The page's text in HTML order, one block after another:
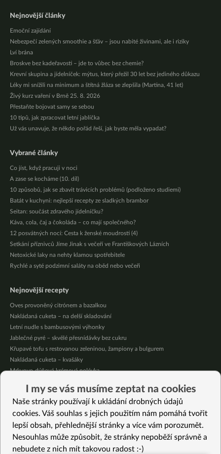
Nejnovější články
Emoční zajídání
Nebezpečí zelených smoothie a šťáv – jsou nabité živinami, ale i riziky
Lví brána
Broskve bez kadeřavosti – jde to vůbec bez chemie?
Krevní skupina a jídelníček: mýtus, který přežil 30 let bez jediného důkazu
Léky mi snížili na minimum a štítná žláza se zlepšila (Martina, 41 let)
Živý kurz vaření v Brně 25. 8. 2026
Přestaňte bojovat samy se sebou
10 tipů, jak zpracovat letní jablíčka
Už vás unavuje, že někdo pořád řeší, jak byste měla vypadat?
Vybrané články
Co jíst, když pracuji v noci
A zase se kocháme (10. díl)
10 způsobů, jak se zbavit trávicích problémů (podloženo studiemi)
Batát v kuchyni: nejlepší recepty ze sladkých brambor
Seitan: součást zdravého jídelníčku?
Káva, cola, čaj a čokoláda – co mají společného?
12 posvátných nocí: Cesta k ženské moudrosti (4)
Setkání příznivců Jíme Jinak s večeří ve Františkových Lázních
Netoxické laky na nehty klamou spotřebitele
Rychlé a syté podzimní saláty na oběd nebo večeři
Nejnovější recepty
Oves provoněný citrónem a bazalkou
Nakládaná cuketa – na delší skladování
Letní nudle s bambusovými výhonky
Jablečné pyré – skvělé přesnídávky bez cukru
Křupavé tofu s restovanou zeleninou, žampiony a bulgurem
Nakládaná cuketa – kvašáky
Mrkvovo-dýňová krémová polévka
Osvěžující čaj s citronovými bylinkami
Nepečený jablečný dort s rybízem
Vybrané recepty
Špagety z dýně ve stylu Pad Thai – lepší než klasické nudle!
I my se vás musíme zeptat na cookies
Naše stránky používají k ukládání drobných údajů
cookies. Váš souhlas s jejich použitím nám pomáhá tvořit
lepší obsah, přehlednější stránky a více vám porozumět.
Nesouhlas může způsobit, že stránky nepoběží správně a
nebudete z nich mít takovou radost :-)